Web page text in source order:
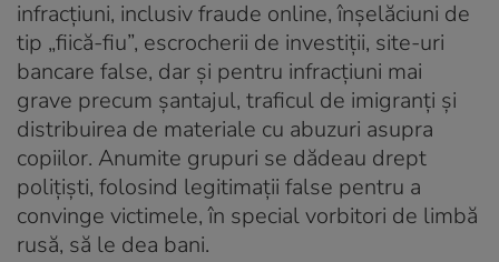
infracțiuni, inclusiv fraude online, înșelăciuni de
tip „fiică-fiu”, escrocherii de investiții, site-uri
bancare false, dar și pentru infracțiuni mai
grave precum șantajul, traficul de imigranți și
distribuirea de materiale cu abuzuri asupra
copiilor. Anumite grupuri se dădeau drept
polițiști, folosind legitimații false pentru a
convinge victimele, în special vorbitori de limbă
rusă, să le dea bani.